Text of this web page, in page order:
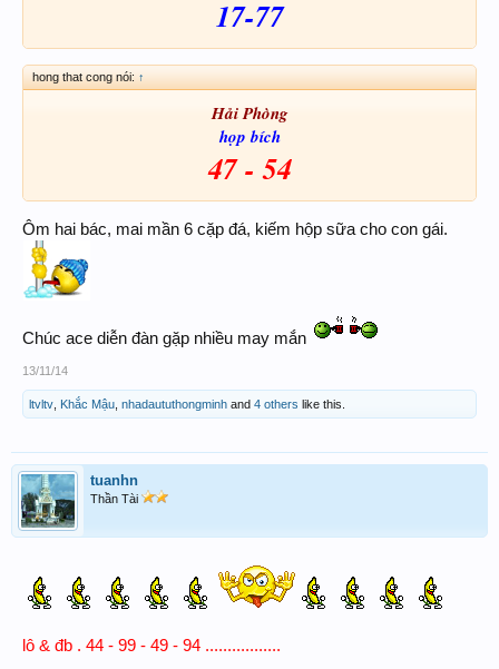
17-77
hong that cong nói: ↑
Hải Phòng
họp bích
47 - 54
Ôm hai bác, mai mần 6 cặp đá, kiếm hộp sữa cho con gái.
Chúc ace diễn đàn gặp nhiều may mắn
13/11/14
ltvltv Khắc Mậu nhadaututhongminh and 4 others like this.
tuanhn
Thần Tài
lô & đb . 44 - 99 - 49 - 94 .................